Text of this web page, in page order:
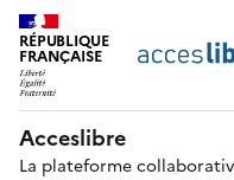
RÉPUBLIQUE
FRANÇAISE
Acceslibre
La plateforme